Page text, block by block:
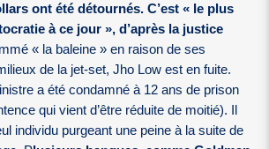
ont été détournés. C’est « le plus
à ce jour », d’après la justice
« la baleine » en raison de ses
de la jet-set, Jho Low est en fuite.
a été condamné à 12 ans de prison
qui vient d’être réduite de moitié). Il
individu purgeant une peine à la suite de